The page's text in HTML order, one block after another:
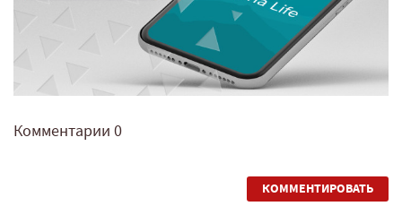
Комментарии 0
КОММЕНТИРОВАТЬ